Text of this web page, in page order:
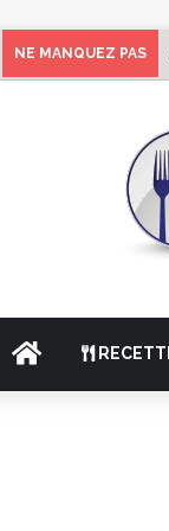
NE MANQUEZ PAS
ACCUEIL